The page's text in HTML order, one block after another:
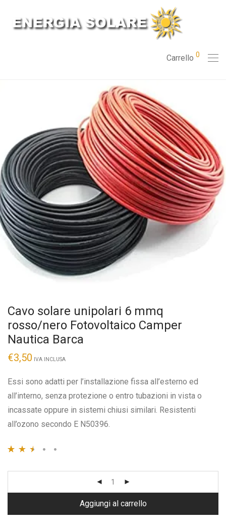
Carrello 0
Cavo solare unipolari 6 mmq
rosso/nero Fotovoltaico Camper
Nautica Barca
€3,50 IVA INCLUSA
Essi sono adatti per l’installazione fissa all’esterno ed
all’interno, senza protezione o entro tubazioni in vista o
incassate oppure in sistemi chiusi similari. Resistenti
all’ozono secondo E N50396.
recensioni
Aggiungi al carrello